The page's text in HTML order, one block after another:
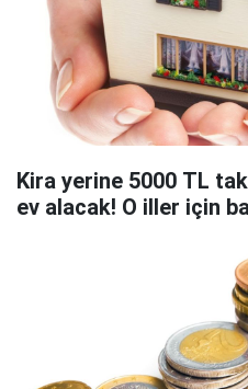
Kira yerine 5000 TL
ev alacak! O iller için